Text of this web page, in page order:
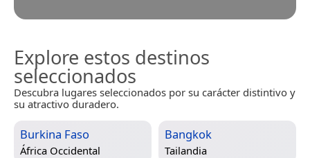
Explore estos destinos
seleccionados
Descubra lugares seleccionados por su carácter distintivo y
su atractivo duradero.
Burkina Faso
África Occidental
Bangkok
Tailandia